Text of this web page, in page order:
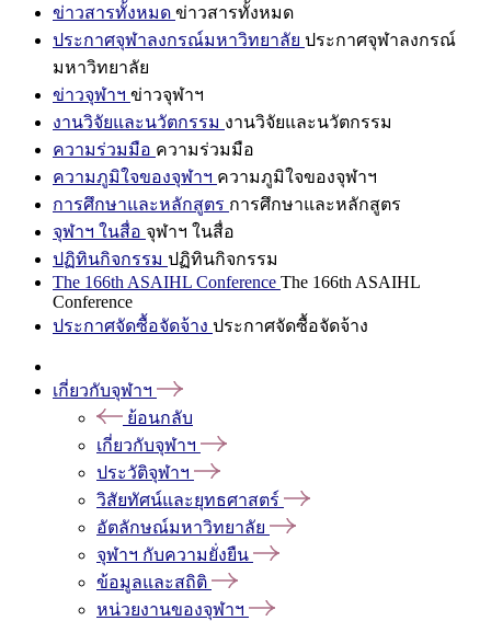
ข่าวสารทั้งหมด ข่าวสารทั้งหมด
ประกาศจุฬาลงกรณ์มหาวิทยาลัย ประกาศจุฬาลงกรณ์
มหาวิทยาลัย
ข่าวจุฬาฯ ข่าวจุฬาฯ
งานวิจัยและนวัตกรรม งานวิจัยและนวัตกรรม
ความร่วมมือ ความร่วมมือ
ความภูมิใจของจุฬาฯ ความภูมิใจของจุฬาฯ
การศึกษาและหลักสูตร การศึกษาและหลักสูตร
จุฬาฯ ในสื่อ จุฬาฯ ในสื่อ
ปฏิทินกิจกรรม ปฏิทินกิจกรรม
The 166th ASAIHL Conference The 166th ASAIHL
Conference
ประกาศจัดซื้อจัดจ้าง ประกาศจัดซื้อจัดจ้าง
เกี่ยวกับจุฬาฯ
ย้อนกลับ
เกี่ยวกับจุฬาฯ
ประวัติจุฬาฯ
วิสัยทัศน์และยุทธศาสตร์
อัตลักษณ์มหาวิทยาลัย
จุฬาฯ กับความยั่งยืน
ข้อมูลและสถิติ
หน่วยงานของจุฬาฯ